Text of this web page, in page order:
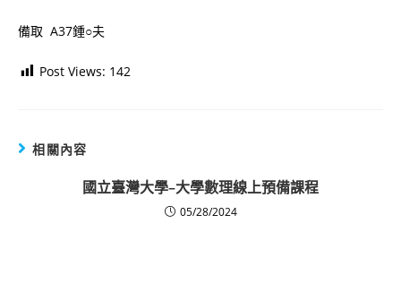
備取 A37鍾○夫
Post Views: 142
相關內容
國立臺灣大學–大學數理線上預備課程
05/28/2024